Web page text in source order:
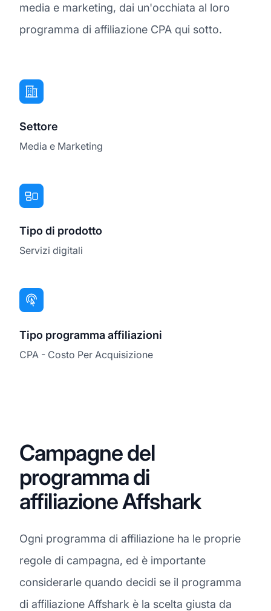
media e marketing, dai un'occhiata al loro
programma di affiliazione CPA qui sotto.
Settore
Media e Marketing
Tipo di prodotto
Servizi digitali
Tipo programma affiliazioni
CPA - Costo Per Acquisizione
Campagne del
programma di
affiliazione Affshark
Ogni programma di affiliazione ha le proprie
regole di campagna, ed è importante
considerarle quando decidi se il programma
di affiliazione Affshark è la scelta giusta da